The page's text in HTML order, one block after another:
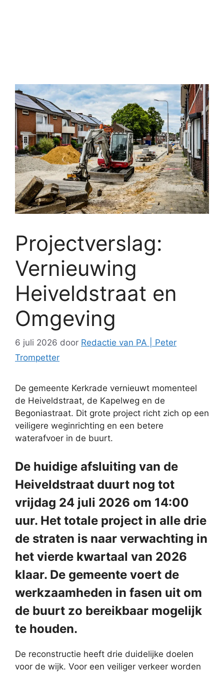
Projectverslag:
Vernieuwing
Heiveldstraat en
Omgeving
6 juli 2026 door Redactie van PA | Peter
Trompetter
De gemeente Kerkrade vernieuwt momenteel
de Heiveldstraat, de Kapelweg en de
Begoniastraat. Dit grote project richt zich op een
veiligere weginrichting en een betere
waterafvoer in de buurt.
De huidige afsluiting van de
Heiveldstraat duurt nog tot
vrijdag 24 juli 2026 om 14:00
uur. Het totale project in alle drie
de straten is naar verwachting in
het vierde kwartaal van 2026
klaar. De gemeente voert de
werkzaamheden in fasen uit om
de buurt zo bereikbaar mogelijk
te houden.
De reconstructie heeft drie duidelijke doelen
voor de wijk. Voor een veiliger verkeer worden